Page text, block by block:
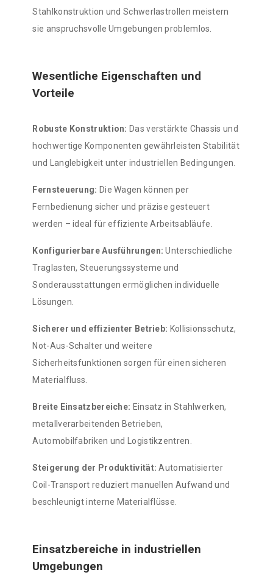
Stahlkonstruktion und Schwerlastrollen meistern
sie anspruchsvolle Umgebungen problemlos.
Wesentliche Eigenschaften und
Vorteile
Robuste Konstruktion: Das verstärkte Chassis und
hochwertige Komponenten gewährleisten Stabilität
und Langlebigkeit unter industriellen Bedingungen.
Fernsteuerung: Die Wagen können per
Fernbedienung sicher und präzise gesteuert
werden – ideal für effiziente Arbeitsabläufe.
Konfigurierbare Ausführungen: Unterschiedliche
Traglasten, Steuerungssysteme und
Sonderausstattungen ermöglichen individuelle
Lösungen.
Sicherer und effizienter Betrieb: Kollisionsschutz,
Not-Aus-Schalter und weitere
Sicherheitsfunktionen sorgen für einen sicheren
Materialfluss.
Breite Einsatzbereiche: Einsatz in Stahlwerken,
metallverarbeitenden Betrieben,
Automobilfabriken und Logistikzentren.
Steigerung der Produktivität: Automatisierter
Coil-Transport reduziert manuellen Aufwand und
beschleunigt interne Materialflüsse.
Einsatzbereiche in industriellen
Umgebungen